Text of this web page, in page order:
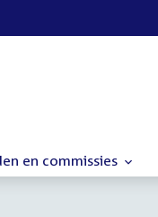
en commissies